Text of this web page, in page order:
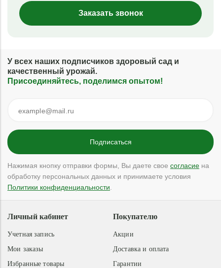
Заказать звонок
У всех наших подписчиков здоровый сад и
качественный урожай.
Присоединяйтесь, поделимся опытом!
Нажимая кнопку отправки формы, Вы даете свое согласие на
обработку персональных данных и принимаете условия
Политики конфиденциальности
Покупателю
Акции
Доставка и оплата
Гарантии
Личный кабинет
Учетная запись
Мои заказы
Избранные товары